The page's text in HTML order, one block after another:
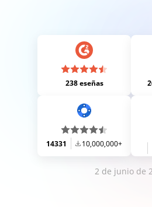
238 eseñas
14331 10,000,000+
2 de junio de